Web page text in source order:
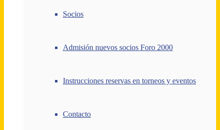
Socios
Admisión nuevos socios Foro 2000
Instrucciones reservas en torneos y eventos
Contacto